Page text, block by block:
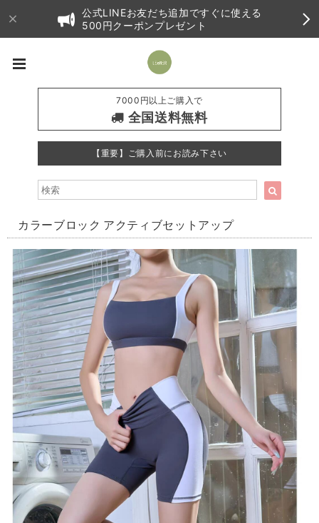
公式LINEお友だち追加ですぐに使える
500円クーポンプレゼント
7000円以上ご購入で
全国送料無料
【重要】ご購入前にお読み下さい
カラーブロック アクティブセットアップ